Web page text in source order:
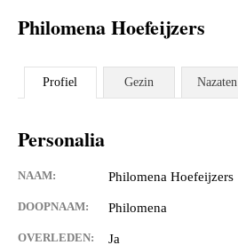
Philomena Hoefeijzers
Profiel Gezin Nazaten
Personalia
NAAM: Philomena Hoefeijzers
DOOPNAAM: Philomena
OVERLEDEN: Ja